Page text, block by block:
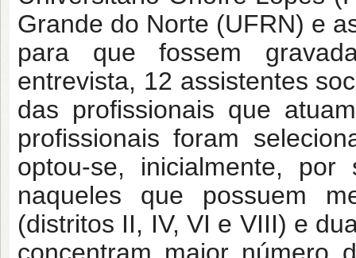
Grande do Norte (UFRN) e
para que fossem
entrevista, 12 assistentes
das profissionais que
profissionais foram
optou-se, inicialmente,
naqueles que possuem
(distritos II, IV, VI e VIII) e